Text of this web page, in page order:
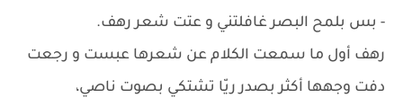
- بس بلمح البصر غافلتني و عتت شعر رهف.
رهف أول ما سمعت الكلام عن شعرها عبست و رجعت
دفت وجهها أكثر بصدر ريّا تشتكي بصوت ناصي،